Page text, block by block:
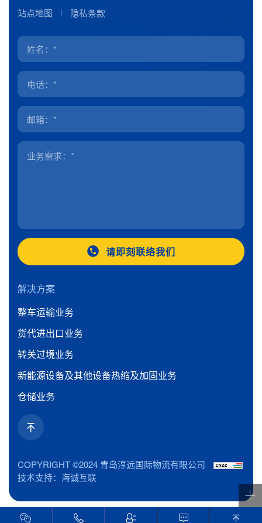
站点地图 隐私条款
请即刻联络我们
解决方案
整车运输业务
货代进出口业务
转关过境业务
新能源设备及其他设备热缩及加固业务
仓储业务
COPYRIGHT ©2024 青岛淳远国际物流有限公司
技术支持：海诚互联